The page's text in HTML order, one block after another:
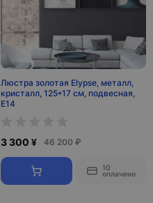
Люстра золотая Elypse, металл,
кристалл, 125*17 см, подвесная,
E14
3 300 ¥ 46 200 ₽
10
оплачено